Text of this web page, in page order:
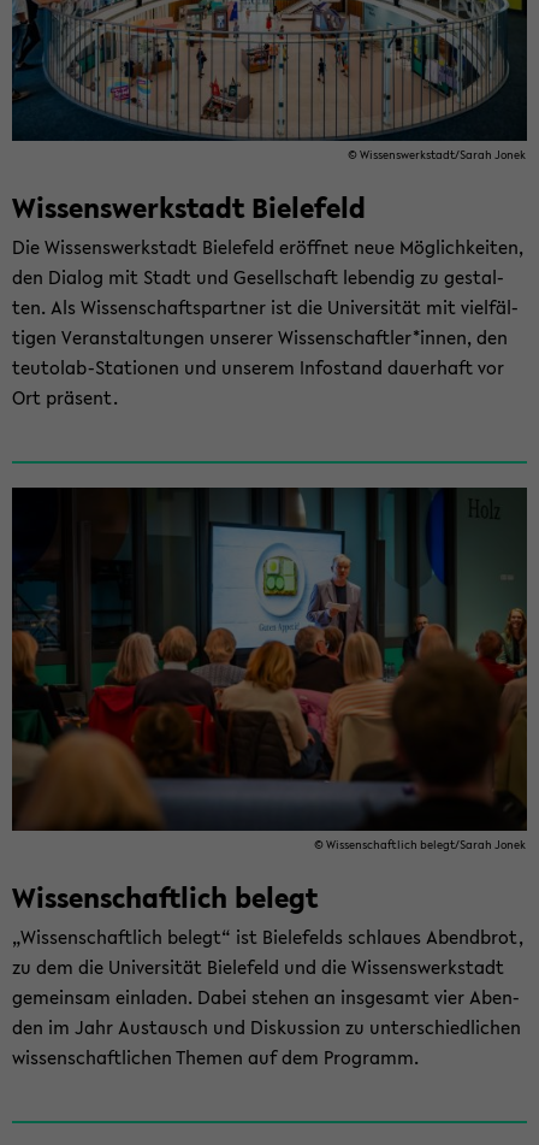
© Wis­sens­werk­stadt/Sarah Jonek
Wissenswerkstadt ­Bielefeld
Die Wis­sens­werk­stadt Bie­le­feld er­öff­net neue Mög­lich­kei­ten,
den Dia­log mit Stadt und Ge­sell­schaft le­ben­dig zu ge­stal­
ten. Als Wis­sen­schafts­part­ner ist die Uni­ver­si­tät mit viel­fäl­
ti­gen Ver­an­stal­tun­gen un­se­rer Wis­sen­schaft­ler*innen, den
teutolab-​Stationen und un­se­rem In­fo­stand dau­er­haft vor
Ort prä­sent.
© Wis­sen­schaft­lich be­legt/Sarah Jonek
Wis­sen­schaft­lich be­legt
„Wis­sen­schaft­lich be­legt“ ist Bie­le­felds schlau­es Abend­brot,
zu dem die Uni­ver­si­tät Bie­le­feld und die Wis­sens­werk­stadt
ge­mein­sam ein­la­den. Dabei ste­hen an ins­ge­samt vier Aben­
den im Jahr Aus­tausch und Dis­kus­si­on zu un­ter­schied­li­chen
wis­sen­schaft­li­chen The­men auf dem Pro­gramm.